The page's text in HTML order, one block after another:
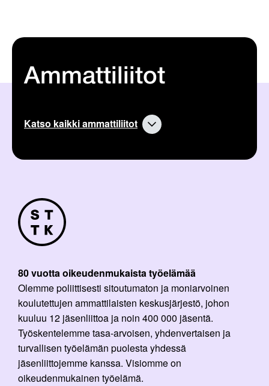
Ammattiliitot
Katso kaikki ammattiliitot
80 vuotta oikeudenmukaista työelämää
Olemme poliittisesti sitoutumaton ja moniarvoinen
koulutettujen ammattilaisten keskusjärjestö, johon
kuuluu 12 jäsenliittoa ja noin 400 000 jäsentä.
Työskentelemme tasa-arvoisen, yhdenvertaisen ja
turvallisen työelämän puolesta yhdessä
jäsenliittojemme kanssa. Visiomme on
oikeudenmukainen työelämä.